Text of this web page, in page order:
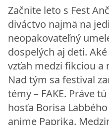
Začnite leto s Fest
diváctvo najmä na
neopakovateľný
dospelých aj deti.
vzťah medzi fikciou a
Nad tým sa festival
témy – FAKE. Práve
hosťa Borisa
anime Paprika.